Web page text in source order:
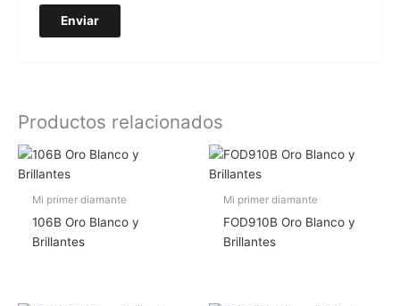
Productos relacionados
Mi primer diamante
106B Oro Blanco y
Brillantes
Mi primer diamante
FOD910B Oro Blanco y
Brillantes